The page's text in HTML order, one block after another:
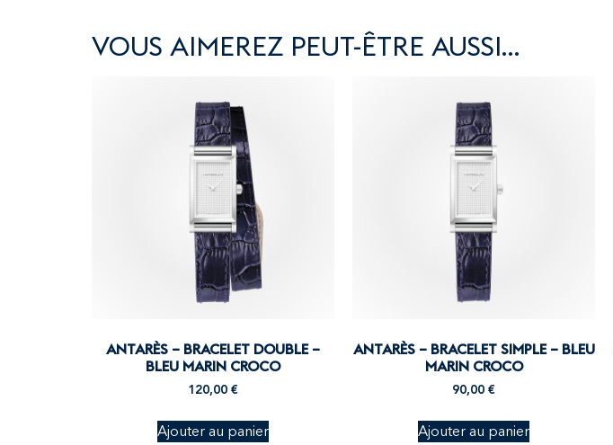
VOUS AIMEREZ PEUT-ÊTRE AUSSI…
ANTARÈS – BRACELET DOUBLE –
BLEU MARIN CROCO
120,00 €
Ajouter au panier
ANTARÈS – BRACELET SIMPLE – BLEU
MARIN CROCO
90,00 €
Ajouter au panier